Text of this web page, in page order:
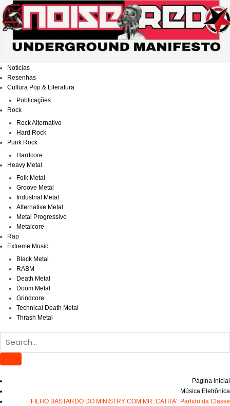
para
o
conteúdo
Notícias
Resenhas
Cultura Pop & Literatura
Publicações
Rock
Rock Alternativo
Hard Rock
Punk Rock
Hardcore
Heavy Metal
Folk Metal
Groove Metal
Industrial Metal
Alternative Metal
Metal Progressivo
Metalcore
Rap
Extreme Music
Black Metal
RABM
Death Metal
Doom Metal
Grindcore
Technical Death Metal
Thrash Metal
Página inicial
Música Eletrônica
‘FILHO BASTARDO DO MINISTRY COM MR. CATRA’: Partido da Classe